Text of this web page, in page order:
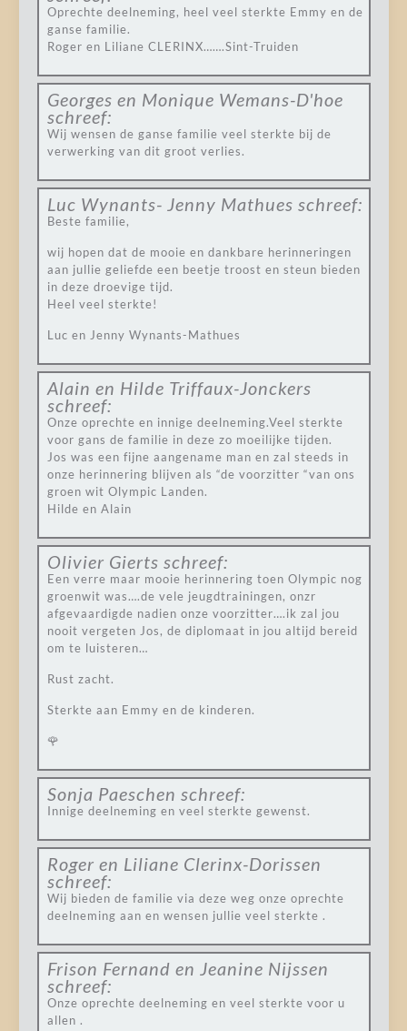
Oprechte deelneming, heel veel sterkte Emmy en de
ganse familie.
Roger en Liliane CLERINX…….Sint-Truiden
Georges en Monique Wemans-D'hoe
schreef:
Wij wensen de ganse familie veel sterkte bij de
verwerking van dit groot verlies.
Luc Wynants- Jenny Mathues schreef:
Beste familie,
wij hopen dat de mooie en dankbare herinneringen
aan jullie geliefde een beetje troost en steun bieden
in deze droevige tijd.
Heel veel sterkte!
Luc en Jenny Wynants-Mathues
Alain en Hilde Triffaux-Jonckers
schreef:
Onze oprechte en innige deelneming.Veel sterkte
voor gans de familie in deze zo moeilijke tijden.
Jos was een fijne aangename man en zal steeds in
onze herinnering blijven als “de voorzitter “van ons
groen wit Olympic Landen.
Hilde en Alain
Olivier Gierts schreef:
Een verre maar mooie herinnering toen Olympic nog
groenwit was….de vele jeugdtrainingen, onzr
afgevaardigde nadien onze voorzitter….ik zal jou
nooit vergeten Jos, de diplomaat in jou altijd bereid
om te luisteren…
Rust zacht.
Sterkte aan Emmy en de kinderen.
🌹
Sonja Paeschen schreef:
Innige deelneming en veel sterkte gewenst.
Roger en Liliane Clerinx-Dorissen
schreef:
Wij bieden de familie via deze weg onze oprechte
deelneming aan en wensen jullie veel sterkte .
Frison Fernand en Jeanine Nijssen
schreef:
Onze oprechte deelneming en veel sterkte voor u
allen .